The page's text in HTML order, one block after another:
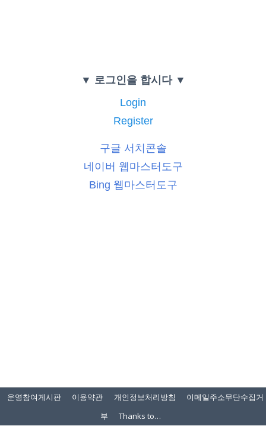
▼ 로그인을 합시다 ▼
Login
Register
구글 서치콘솔
네이버 웹마스터도구
Bing 웹마스터도구
운영참여게시판 이용약관 개인정보처리방침
이메일주소무단수집거
부
Thanks to…